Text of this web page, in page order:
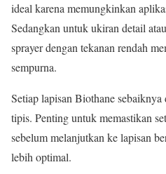
ideal karena memungkinkan
Sedangkan untuk ukiran detail
sprayer dengan tekanan rendah
sempurna.
Setiap lapisan Biothane
tipis. Penting untuk memastikan
sebelum melanjutkan ke lapisan
lebih optimal.